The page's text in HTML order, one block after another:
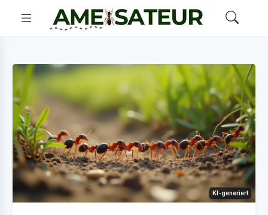
KI-generiert